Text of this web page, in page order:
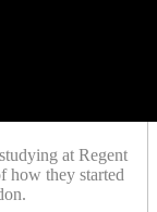
at Regent
how they started